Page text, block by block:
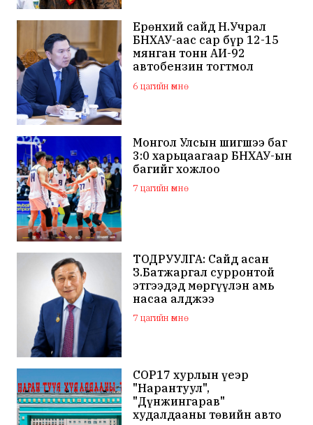
Ерөнхий сайд Н.Учрал
БНХАУ-аас сар бүр 12-15
мянган тонн АИ-92
автобензин тогтмол
нийлүүлэх хүсэлт тавилаа
6 цагийн өмнө
Монгол Улсын шигшээ баг
3:0 харьцаагаар БНХАУ-ын
багийг хожлоо
7 цагийн өмнө
ТОДРУУЛГА: Сайд асан
З.Батжаргал сурронтой
этгээдэд мөргүүлэн амь
насаа алджээ
7 цагийн өмнө
COP17 хурлын үеэр
"Нарантуул",
"Дүнжингарав"
худалдааны төвийн авто